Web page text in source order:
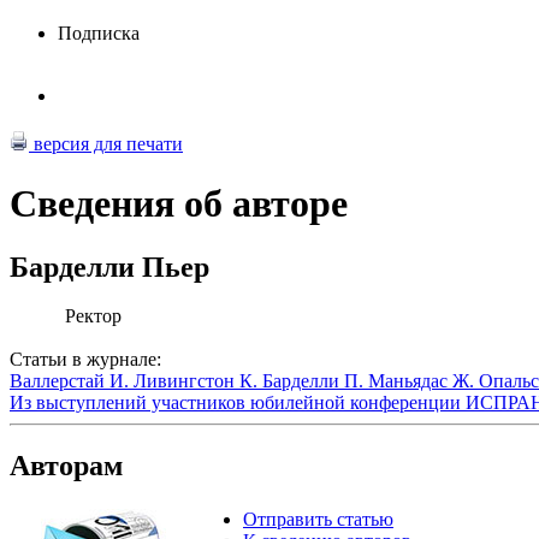
Подписка
версия для печати
Сведения об авторе
Барделли Пьер
Ректор
Статьи в журнале:
Валлерстай И. Ливингстон К. Барделли П. Маньядас Ж.
Из выступлений участников юбилейной конференции
Авторам
Отправить статью